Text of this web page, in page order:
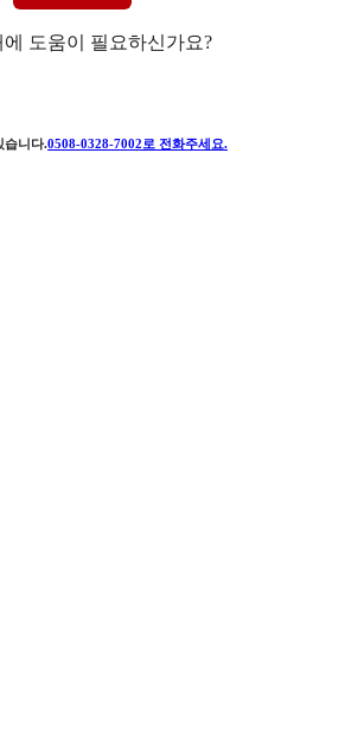
에 도움이 필요하신가요?
습니다.0508-0328-7002 로 전화주세요.